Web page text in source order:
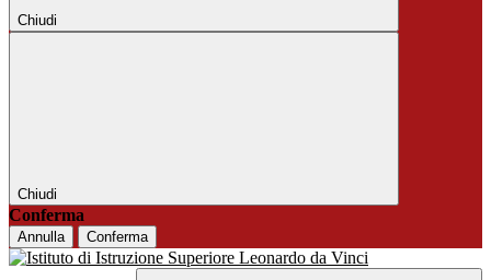
Chiudi
Chiudi
Conferma
Annulla Conferma